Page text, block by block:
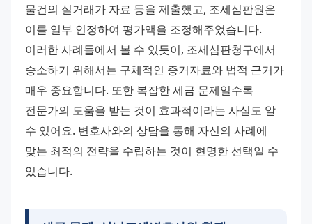
물건의 실거래가 자료 등을 제출했고, 조세심판원은
이를 일부 인정하여 평가액을 조정해주었습니다.
이러한 사례들에서 볼 수 있듯이, 조세심판청구에서
승소하기 위해서는 구체적인 증거자료와 법적 근거가
매우 중요합니다. 또한 복잡한 세금 문제일수록
전문가의 도움을 받는 것이 효과적이라는 사실도 알
수 있어요. 변호사와의 상담을 통해 자신의 사례에
맞는 최적의 전략을 수립하는 것이 현명한 선택일 수
있습니다.